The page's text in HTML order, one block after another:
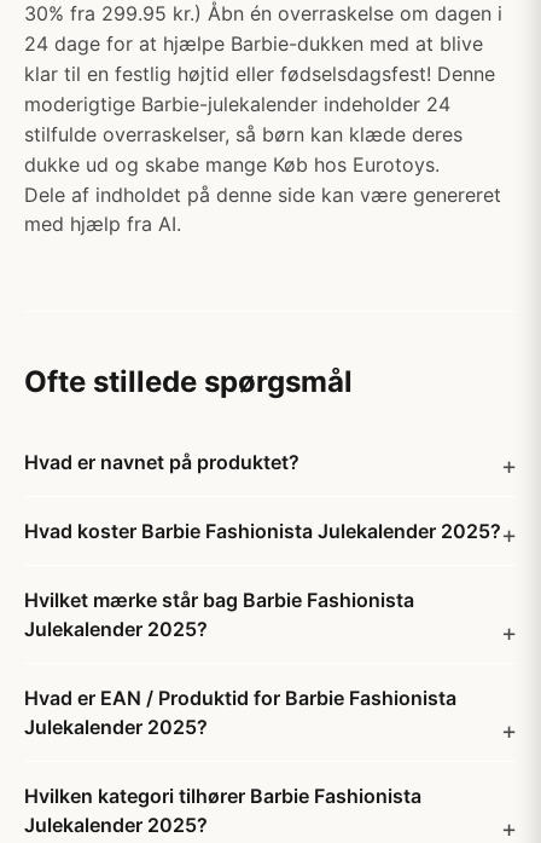
30% fra 299.95 kr.) Åbn én overraskelse om dagen i
24 dage for at hjælpe Barbie-dukken med at blive
klar til en festlig højtid eller fødselsdagsfest! Denne
moderigtige Barbie-julekalender indeholder 24
stilfulde overraskelser, så børn kan klæde deres
dukke ud og skabe mange Køb hos Eurotoys.
Dele af indholdet på denne side kan være genereret
med hjælp fra AI.
Ofte stillede spørgsmål
Hvad er navnet på produktet?
Hvad koster Barbie Fashionista Julekalender 2025?
Hvilket mærke står bag Barbie Fashionista
Julekalender 2025?
Hvad er EAN / Produktid for Barbie Fashionista
Julekalender 2025?
Hvilken kategori tilhører Barbie Fashionista
Julekalender 2025?